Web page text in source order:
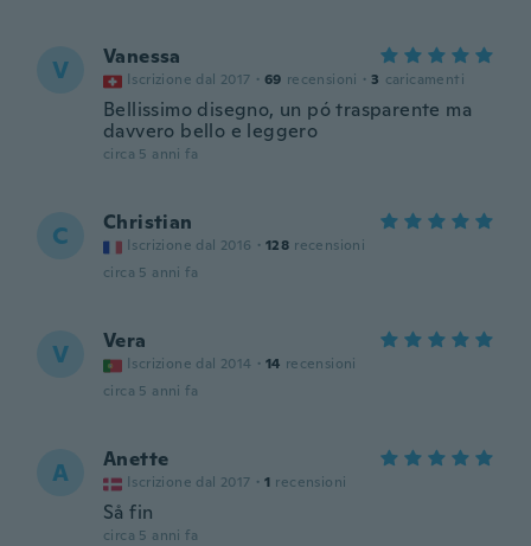
V Vanessa
Iscrizione dal 2017 · 69 recensioni · 3 caricamenti
Bellissimo disegno, un pó trasparente ma
davvero bello e leggero
circa 5 anni fa
C Christian
Iscrizione dal 2016 · 128 recensioni
circa 5 anni fa
V Vera
Iscrizione dal 2014 · 14 recensioni
circa 5 anni fa
A Anette
Iscrizione dal 2017 · 1 recensioni
Så fin
circa 5 anni fa